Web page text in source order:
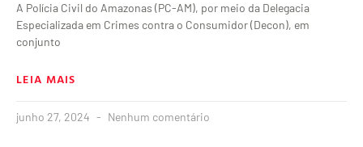
A Polícia Civil do Amazonas (PC-AM), por meio da Delegacia
Especializada em Crimes contra o Consumidor (Decon), em
conjunto
LEIA MAIS
junho 27, 2024 Nenhum comentário